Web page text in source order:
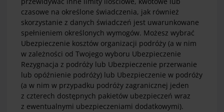
czasowe na określone świadczenia, jak również
skorzystanie z danych świadczeń jest uwarunkowane
spełnieniem określonych wymogów. Możesz wybrać
Ubezpieczenie kosztów organizacji podróży (a w nim
w zależności od Twojego wyboru Ubezpieczenie
Rezygnacja z podróży lub Ubezpieczenie przerwanie
lub opóźnienie podróży) lub Ubezpieczenie w podróży
(a w nim w przypadku podróży zagranicznej jeden
z czterech dostępnych pakietów ubezpieczeń wraz
z ewentualnymi ubezpieczeniami dodatkowymi).